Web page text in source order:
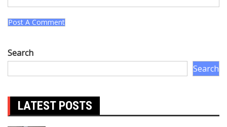
Search
Search
LATEST POSTS